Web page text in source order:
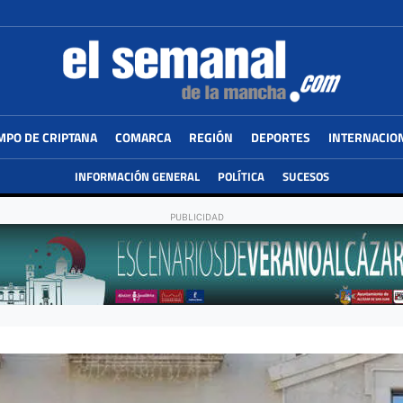
DE CRIPTANA COMARCA REGIÓN DEPORTES
INFORMACIÓN GENERAL POLÍTICA SUCESOS